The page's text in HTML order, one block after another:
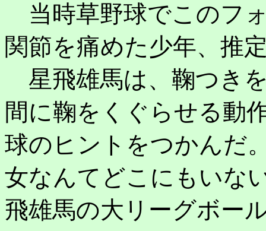
当時草野球でこのフ
関節を痛めた少年、推
星飛雄馬は、鞠つき
間に鞠をくぐらせる動
球のヒントをつかんだ
女なんてどこにもいな
飛雄馬の大リーグボー